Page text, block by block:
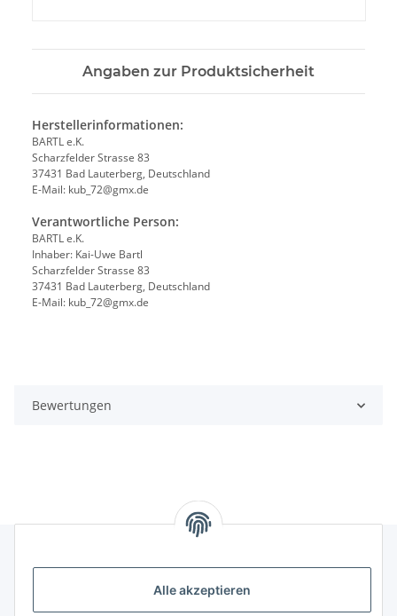
Alle akzeptieren
Angaben zur Produktsicherheit
Herstellerinformationen:
BARTL e.K.
Scharzfelder Strasse 83
37431 Bad Lauterberg, Deutschland
E-Mail: kub_72@gmx.de
Verantwortliche Person:
BARTL e.K.
Inhaber: Kai-Uwe Bartl
Scharzfelder Strasse 83
37431 Bad Lauterberg, Deutschland
E-Mail: kub_72@gmx.de
Bewertungen